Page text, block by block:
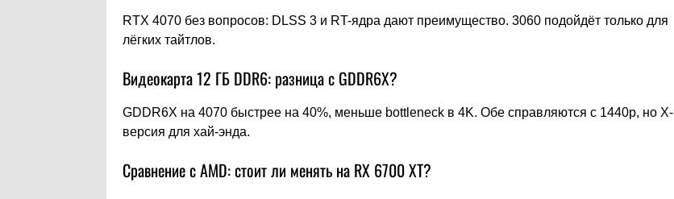
RTX 4070 без вопросов: DLSS 3 и RT-ядра дают преимущество. 3060 подойдёт только для
лёгких тайтлов.
Видеокарта 12 ГБ DDR6: разница с GDDR6X?
GDDR6X на 4070 быстрее на 40%, меньше bottleneck в 4K. Обе справляются с 1440p, но X-
версия для хай-энда.
Сравнение с AMD: стоит ли менять на RX 6700 XT?